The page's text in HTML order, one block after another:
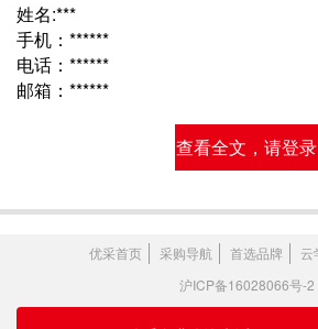
姓名:***
手机：******
电话：******
邮箱：******
查看全文，请登录
优采首页 采购导航 首选品牌 云
沪ICP备16028066号-2